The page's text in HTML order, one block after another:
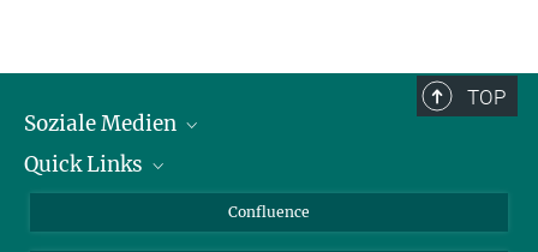
TOP
Soziale Medien
LinkedIn
Quick Links
Für Journalisten und Journalistinnen
Confluence